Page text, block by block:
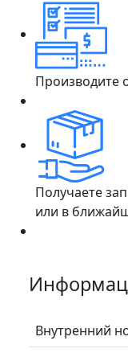
Производите
Получаете
или в
Внутренний